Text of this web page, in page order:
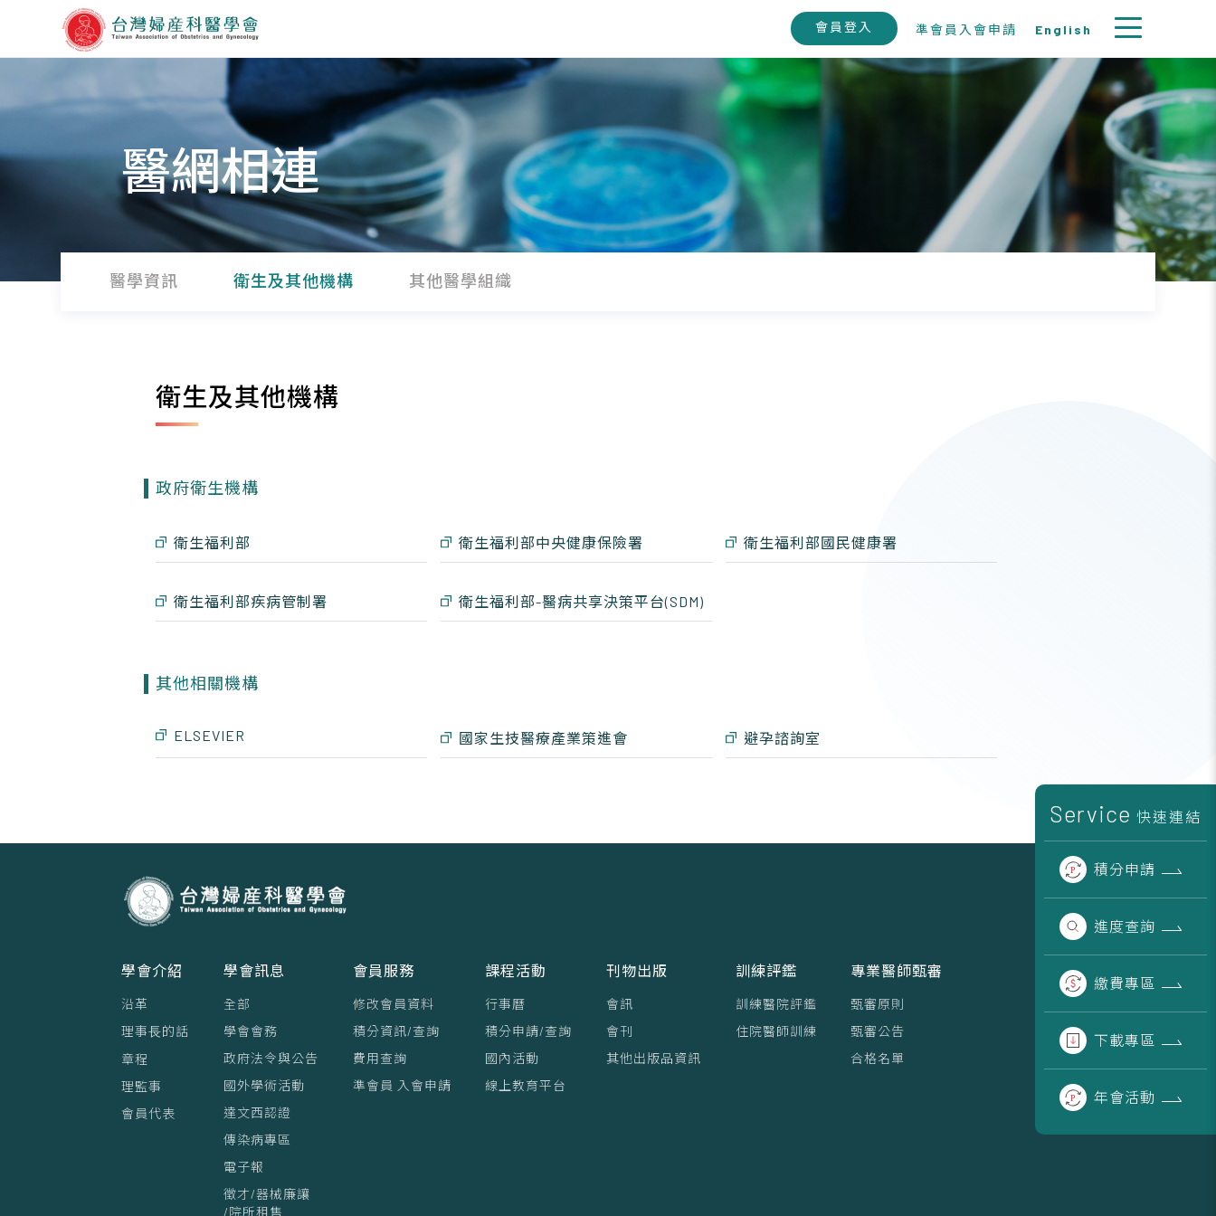
會員登入 準會員入會申請 English
Service 快速連結
積分申請
進度查詢
繳費專區
下載專區
年會活動
醫網相連
醫學資訊 衛生及其他機構 其他醫學組織
衛生及其他機構
政府衛生機構
衛生福利部 衛生福利部中央健康保險署 衛生福利部國民健康署
衛生福利部疾病管制署 衛生福利部-醫病共享決策平台(SDM)
其他相關機構
ELSEVIER 國家生技醫療產業策進會 避孕諮詢室
學會介紹
沿革
理事⻑的話
章程
理監事
會員代表
學會訊息
全部
學會會務
政府法令與公告
國外學術活動
達文西認證
傳染病專區
電子報
徵才/器械廉讓
/院所租售
會員服務
修改會員資料
積分資訊/查詢
費用查詢
準會員 入會申請
課程活動
行事曆
積分申請/查詢
國內活動
線上教育平台
刊物出版
會訊
會刊
其他出版品資訊
訓練評鑑
訓練醫院評鑑
住院醫師訓練
專業醫師甄審
甄審原則
甄審公告
合格名單